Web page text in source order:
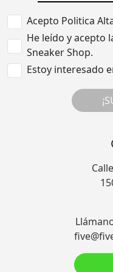
Acepto Politica
He leído y acepto
Sneaker Shop.
Estoy interesado